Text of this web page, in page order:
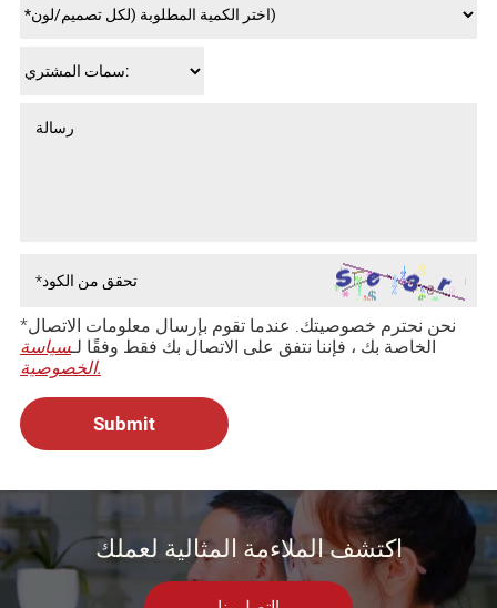
*نحن نحترم خصوصيتك. عندما تقوم بإرسال معلومات الاتصال
الخاصة بك ، فإننا نتفق على الاتصال بك فقط وفقًا لـسياسة
الخصوصية.
اكتشف الملاءمة المثالية لعملك